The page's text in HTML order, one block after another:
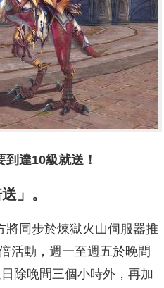
到達10級就送！
」。
將同步於煉獄火山伺服器推
活動，週一至週五於晚間
除晚間三個小時外，再加